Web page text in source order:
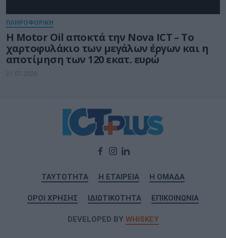
ΠΛΗΡΟΦΟΡΙΚΗ
Η Motor Oil αποκτά την Nova ICT – Το
χαρτοφυλάκιο των μεγάλων έργων και η
αποτίμηση των 120 εκατ. ευρώ
21.07.2026
ΤΑΥΤΟΤΗΤΑ Η ΕΤΑΙΡΕΙΑ Η ΟΜΑΔΑ
ΟΡΟΙ ΧΡΗΣΗΣ ΙΔΙΩΤΙΚΟΤΗΤΑ ΕΠΙΚΟΙΝΩΝΙΑ
DEVELOPED BY WHISKEY